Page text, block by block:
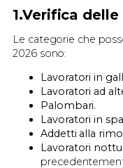
1.Verifica
Le categorie che
2026 sono:
Lavoratori in
Lavoratori ad
Palombari.
Lavoratori in
Addetti alla
Lavoratori